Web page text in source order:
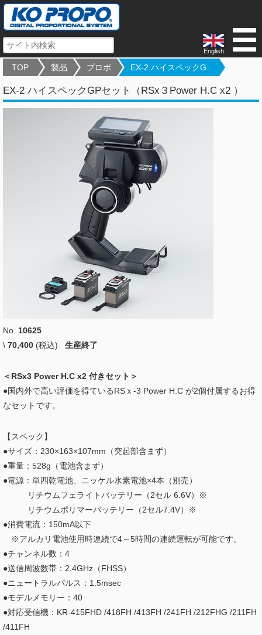
English
TOP 製品 プロポ EX-2 ハイスペックG...
EX-2 ハイスペックGPセット（RSx３Power H.C x2 ）
No. 10625
\ 70,400 (税込) 生産終了
＜RSx3 Power H.C x2 付きセット＞
●国内外で高い評価を得ているRSｘ-3 Power H.C が2個付属するお得
なセットです。
【スペック】
●サイズ：230×163×107mm（突起部含まず）
●重量：528g（電池含まず）
●電源：単四乾電池、ニッケル水素電池×4本（別売）
リチウムフェライトバッテリー（2セル 6.6V）※
リチウムポリマーバッテリー（2セル7.4V）※
●消費電流：150mA以下
※アルカリ電池使用時連続で4～5時間の連続運転が可能です。
●チャンネル数：4
●送信周波数帯：2.4GHz（FHSS）
●ニュートラルパルス：1.5msec
●モデルメモリー：40
●対応受信機：KR-415FHD /418FH /413FH /241FH /212FHG /211FH
/411FH